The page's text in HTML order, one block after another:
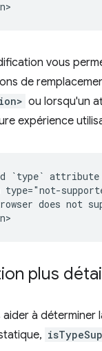
vous
de
ou lorsqu'un
expérience
`type` attribute
type="not-
does not
plus
aider à